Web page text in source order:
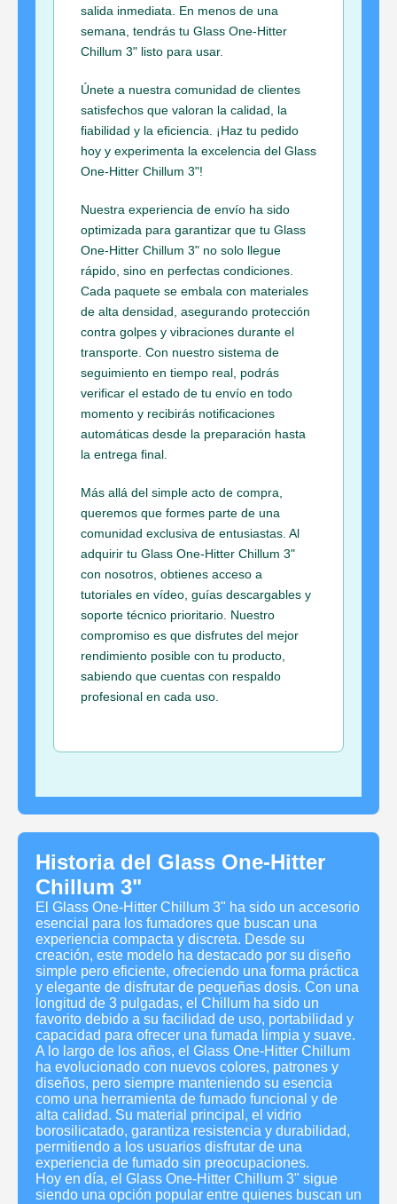
salida inmediata. En menos de una
semana, tendrás tu Glass One-Hitter
Chillum 3" listo para usar.
Únete a nuestra comunidad de clientes
satisfechos que valoran la calidad, la
fiabilidad y la eficiencia. ¡Haz tu pedido
hoy y experimenta la excelencia del Glass
One-Hitter Chillum 3"!
Nuestra experiencia de envío ha sido
optimizada para garantizar que tu Glass
One-Hitter Chillum 3" no solo llegue
rápido, sino en perfectas condiciones.
Cada paquete se embala con materiales
de alta densidad, asegurando protección
contra golpes y vibraciones durante el
transporte. Con nuestro sistema de
seguimiento en tiempo real, podrás
verificar el estado de tu envío en todo
momento y recibirás notificaciones
automáticas desde la preparación hasta
la entrega final.
Más allá del simple acto de compra,
queremos que formes parte de una
comunidad exclusiva de entusiastas. Al
adquirir tu Glass One-Hitter Chillum 3"
con nosotros, obtienes acceso a
tutoriales en vídeo, guías descargables y
soporte técnico prioritario. Nuestro
compromiso es que disfrutes del mejor
rendimiento posible con tu producto,
sabiendo que cuentas con respaldo
profesional en cada uso.
Historia del Glass One-Hitter
Chillum 3"
El Glass One-Hitter Chillum 3" ha sido un accesorio
esencial para los fumadores que buscan una
experiencia compacta y discreta. Desde su
creación, este modelo ha destacado por su diseño
simple pero eficiente, ofreciendo una forma práctica
y elegante de disfrutar de pequeñas dosis. Con una
longitud de 3 pulgadas, el Chillum ha sido un
favorito debido a su facilidad de uso, portabilidad y
capacidad para ofrecer una fumada limpia y suave.
A lo largo de los años, el Glass One-Hitter Chillum
ha evolucionado con nuevos colores, patrones y
diseños, pero siempre manteniendo su esencia
como una herramienta de fumado funcional y de
alta calidad. Su material principal, el vidrio
borosilicatado, garantiza resistencia y durabilidad,
permitiendo a los usuarios disfrutar de una
experiencia de fumado sin preocupaciones.
Hoy en día, el Glass One-Hitter Chillum 3" sigue
siendo una opción popular entre quienes buscan un